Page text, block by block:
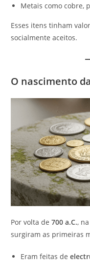
Metais como cobre,
Esses itens tinham
socialmente aceitos.
O nascimento
Por volta de700 a.C.,
surgiram as primeiras
Eram feitas de